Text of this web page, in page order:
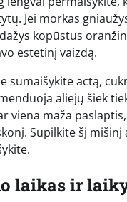
Jei morkas
kopūstus
estetinį vaizdą.
sumaišykite actą,
aliejų šiek
viena maža
Supilkite šį
laikas ir